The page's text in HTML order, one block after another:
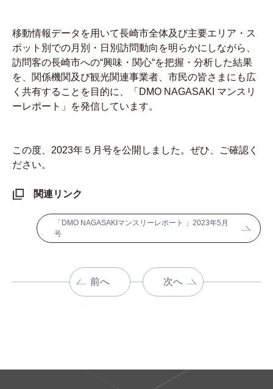
移動情報データを用いて長崎市全体及び主要エリア・ス
ポット別での月別・日別訪問動向を明らかにしながら、
訪問客の長崎市への“興味・関心“を把握・分析した結果
を、関係機関及び観光関連事業者、市民の皆さまにも広
く共有することを目的に、「DMO NAGASAKI マンスリ
ーレポート」を発信しています。
この度、2023年５月号を公開しました。ぜひ、ご確認く
ださい。
関連リンク
「DMO NAGASAKIマンスリーレポート 」2023年5月
号
前へ 次へ